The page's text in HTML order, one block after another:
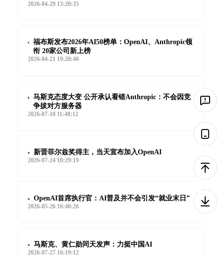
2026-04-29 13:20:35
福布斯发布2026年AI50榜单：OpenAI、Anthropic领
衔 20家公司新上榜
2026-04-21 19:20:40
马斯克态度大变 公开承认看错Anthropic：不会因竞
争拔对方服务器
2026-07-10 11:48:12
新晋菲尔兹奖得主，当天宣布加入OpenAI
2026-07-24 10:29:19
OpenAI首席执行官：AI普及并不会引发“就业末日”
2026-05-26 16:40:26
马斯克、黄仁勋同天发声：力挺中国AI
2026-07-27 16:19:12